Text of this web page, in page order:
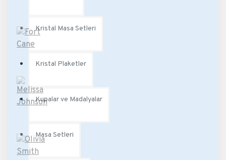
Kristal Masa Setleri
Kristal Plaketler
Kupalar ve Madalyalar
Masa Setleri